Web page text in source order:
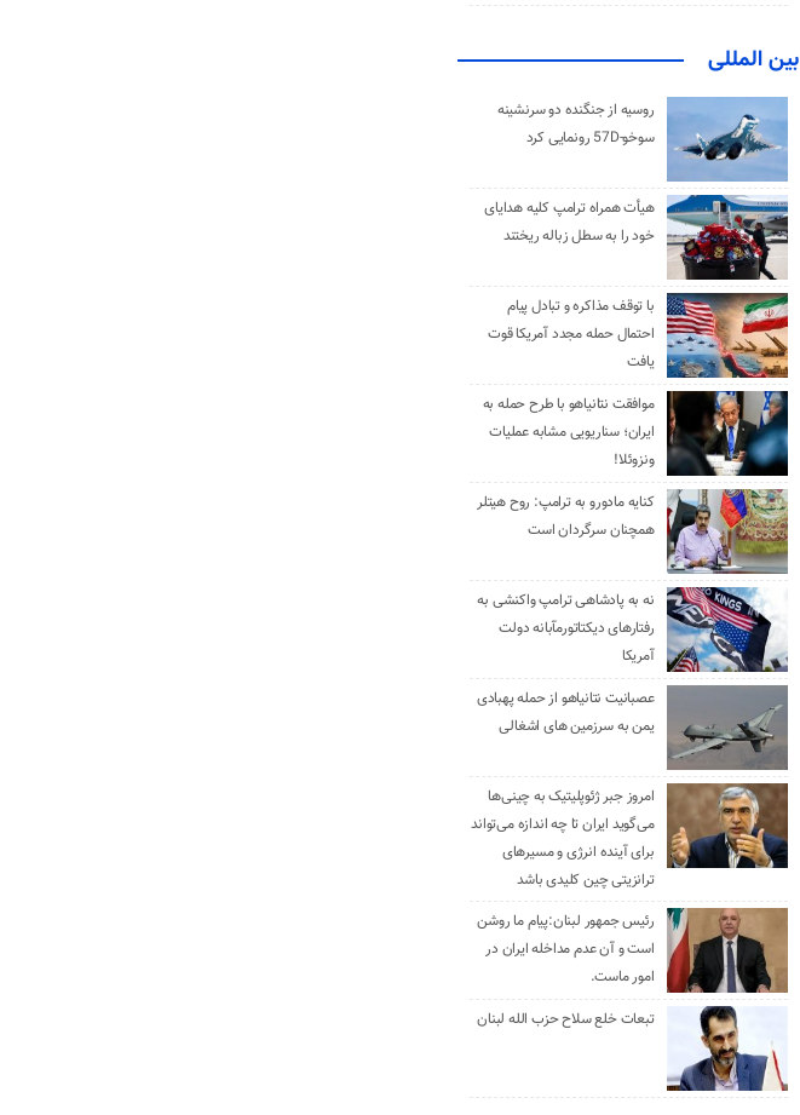
بین المللی
روسیه از جنگنده دو سرنشینه
سوخو-57D رونمایی کرد
هیأت همراه ترامپ کلیه هدایای
خود را به سطل زباله ریختند
با توقف مذاکره و تبادل پیام
احتمال حمله مجدد آمریکا قوت
یافت
موافقت نتانیاهو با طرح حمله به
ایران؛ سناریویی مشابه عملیات
ونزوئلا!
کنایه مادورو به ترامپ: روح هیتلر
همچنان سرگردان است
نه به پادشاهی ترامپ واکنشی به
رفتارهای دیکتاتورمآبانه دولت
آمریکا
عصبانیت نتانیاهو از حمله پهبادی
یمن به سرزمین های اشغالی
امروز جبر ژئوپلیتیک به چینی‌ها
می‌گوید ایران تا چه اندازه می‌تواند
برای آینده انرژی و مسیرهای
ترانزیتی چین کلیدی باشد
رئیس جمهور لبنان:پیام ما روشن
است و آن عدم مداخله ایران در
امور ماست.
تبعات خلع سلاح حزب الله لبنان